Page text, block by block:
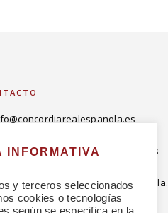
INFORMATIVA
y terceros seleccionados
cookies o tecnologías